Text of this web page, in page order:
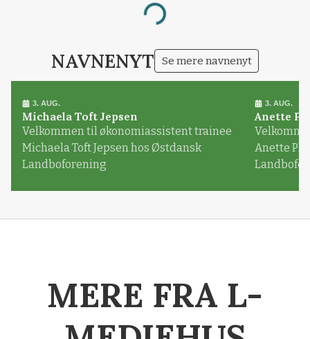
Loading...
NAVNENYT Se mere navnenyt
3. AUG.
Michaela Toft Jepsen
Velkommen til økonomiassistent trainee
Michaela Toft Jepsen hos Østdansk
Landboforening
3. AUG.
Anette
Anette
MERE FRA L-